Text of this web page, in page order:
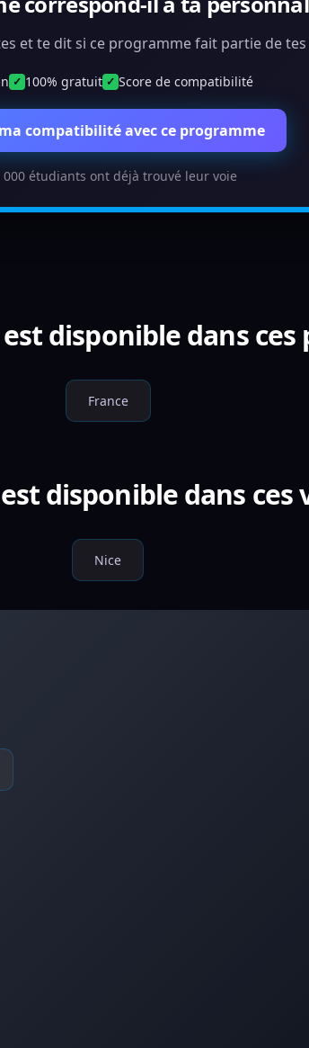
et te dit si ce programme fait partie de tes
✓ 100% gratuit ✓ Score de compatibilité
compatibilité avec ce programme
000 étudiants ont déjà trouvé leur voie
disponible dans ces
France
disponible dans ces
Nice